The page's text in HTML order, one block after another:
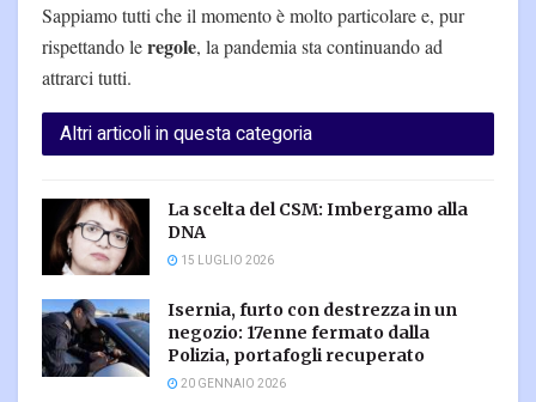
Sappiamo tutti che il momento è molto particolare e, pur
rispettando leregole, la pandemia sta continuando ad
attrarci tutti.
Altri articoli in questa categoria
La scelta del CSM: Imbergamo alla
DNA
15 LUGLIO 2026
Isernia, furto con destrezza in un
negozio: 17enne fermato dalla
Polizia, portafogli recuperato
20 GENNAIO 2026